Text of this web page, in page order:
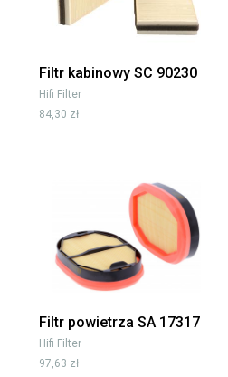
Filtr kabinowy SC 90230
Hifi Filter
84,30 zł
Filtr powietrza SA 17317
Hifi Filter
97,63 zł